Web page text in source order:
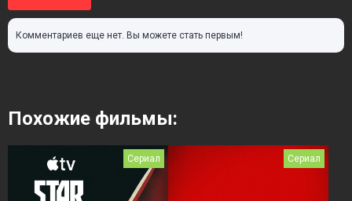
Комментариев еще нет. Вы можете стать первым!
Похожие фильмы:
Сериал Сериал